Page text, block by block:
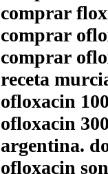
comprar
comprar
comprar
receta
ofloxacin
ofloxacin
argentina.
ofloxacin